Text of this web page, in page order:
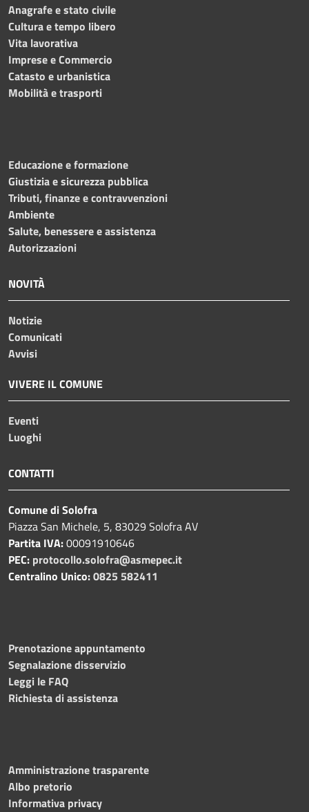
Anagrafe e stato civile
Cultura e tempo libero
Vita lavorativa
Imprese e Commercio
Catasto e urbanistica
Mobilità e trasporti
Educazione e formazione
Giustizia e sicurezza pubblica
Tributi, finanze e contravvenzioni
Ambiente
Salute, benessere e assistenza
Autorizzazioni
NOVITÀ
Notizie
Comunicati
Avvisi
VIVERE IL COMUNE
Eventi
Luoghi
CONTATTI
Comune di Solofra
Piazza San Michele, 5, 83029 Solofra AV
Partita IVA:00091910646
PEC: protocollo.solofra@asmepec.it
Centralino Unico:0825 582411
Prenotazione appuntamento
Segnalazione disservizio
Leggi le FAQ
Richiesta di assistenza
Amministrazione trasparente
Albo pretorio
Informativa privacy